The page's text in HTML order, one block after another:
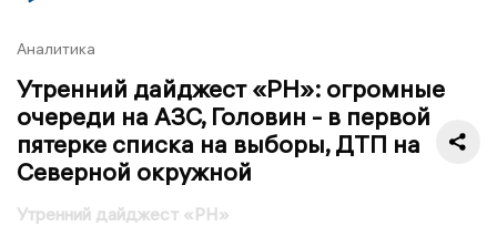
Аналитика
Утренний дайджест «РН»: огромные
очереди на АЗС, Головин - в первой
пятерке списка на выборы, ДТП на
Северной окружной
Утренний дайджест «РН»